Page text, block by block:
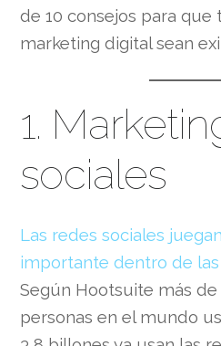
de 10 consejos para que
marketing digital sean
1.
sociales
Las redes sociales
importante dentro de
Según Hootsuite más
personas en el mundo